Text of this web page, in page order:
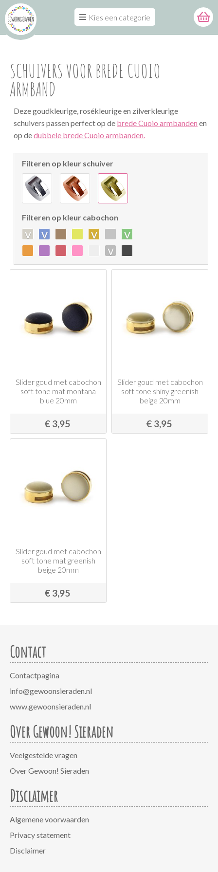
Kies een categorie
SCHUIVERS VOOR BREDE CUOIO
ARMBAND
Deze goudkleurige, rosékleurige en zilverkleurige
schuivers passen perfect op de brede Cuoio armbanden en
op dedubbele brede Cuoio armbanden.
Filteren op kleur schuiver
Filteren op kleur cabochon
v v v
v
v
Slider goud met cabochon
soft tone mat montana
blue 20mm
€ 3,95
Slider goud met cabochon
soft tone shiny greenish
beige 20mm
€ 3,95
Slider goud met cabochon
soft tone mat greenish
beige 20mm
€ 3,95
Contact
Contactpagina
info@gewoonsieraden.nl
www.gewoonsieraden.nl
Over Gewoon! Sieraden
Veelgestelde vragen
Over Gewoon! Sieraden
Disclaimer
Algemene voorwaarden
Privacy statement
Disclaimer